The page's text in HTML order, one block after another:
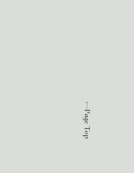
Page Top